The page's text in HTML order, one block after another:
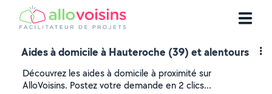
Aides à domicile à Hauteroche (39) et alentours
Découvrez les aides à domicile à proximité sur
AlloVoisins. Postez votre demande en 2 clics...